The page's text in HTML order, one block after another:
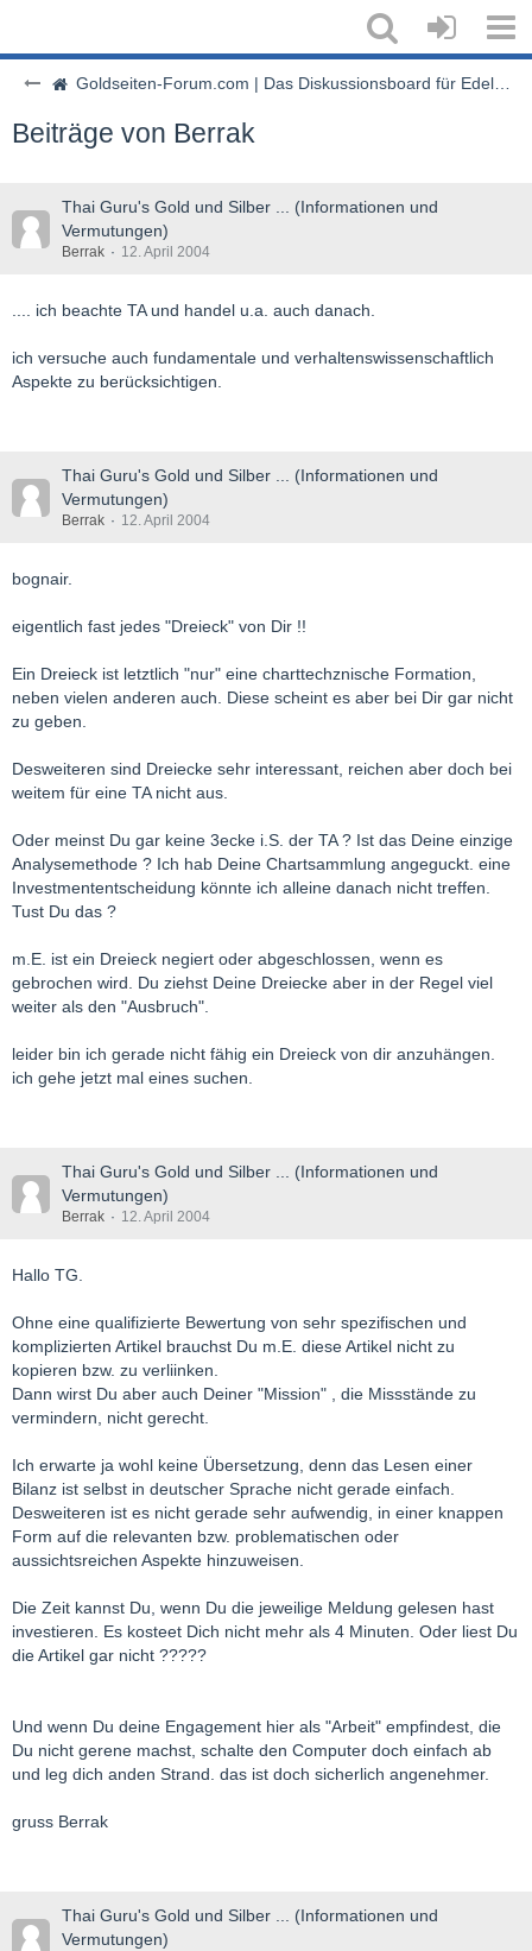
Goldseiten-Forum.com | Das Diskussionsboard für Edelmetalle & Rohstoffe
Beiträge von Berrak
Thai Guru's Gold und Silber ... (Informationen und
Vermutungen)
Berrak 12. April 2004
.... ich beachte TA und handel u.a. auch danach.
ich versuche auch fundamentale und verhaltenswissenschaftlich
Aspekte zu berücksichtigen.
Thai Guru's Gold und Silber ... (Informationen und
Vermutungen)
Berrak 12. April 2004
bognair.
eigentlich fast jedes "Dreieck" von Dir !!
Ein Dreieck ist letztlich "nur" eine charttechznische Formation,
neben vielen anderen auch. Diese scheint es aber bei Dir gar nicht
zu geben.
Desweiteren sind Dreiecke sehr interessant, reichen aber doch bei
weitem für eine TA nicht aus.
Oder meinst Du gar keine 3ecke i.S. der TA ? Ist das Deine einzige
Analysemethode ? Ich hab Deine Chartsammlung angeguckt. eine
Investmententscheidung könnte ich alleine danach nicht treffen.
Tust Du das ?
m.E. ist ein Dreieck negiert oder abgeschlossen, wenn es
gebrochen wird. Du ziehst Deine Dreiecke aber in der Regel viel
weiter als den "Ausbruch".
leider bin ich gerade nicht fähig ein Dreieck von dir anzuhängen.
ich gehe jetzt mal eines suchen.
Thai Guru's Gold und Silber ... (Informationen und
Vermutungen)
Berrak 12. April 2004
Hallo TG.
Ohne eine qualifizierte Bewertung von sehr spezifischen und
komplizierten Artikel brauchst Du m.E. diese Artikel nicht zu
kopieren bzw. zu verliinken.
Dann wirst Du aber auch Deiner "Mission" , die Missstände zu
vermindern, nicht gerecht.
Ich erwarte ja wohl keine Übersetzung, denn das Lesen einer
Bilanz ist selbst in deutscher Sprache nicht gerade einfach.
Desweiteren ist es nicht gerade sehr aufwendig, in einer knappen
Form auf die relevanten bzw. problematischen oder
aussichtsreichen Aspekte hinzuweisen.
Die Zeit kannst Du, wenn Du die jeweilige Meldung gelesen hast
investieren. Es kosteet Dich nicht mehr als 4 Minuten. Oder liest Du
die Artikel gar nicht ?????
Und wenn Du deine Engagement hier als "Arbeit" empfindest, die
Du nicht gerene machst, schalte den Computer doch einfach ab
und leg dich anden Strand. das ist doch sicherlich angenehmer.
gruss Berrak
Thai Guru's Gold und Silber ... (Informationen und
Vermutungen)